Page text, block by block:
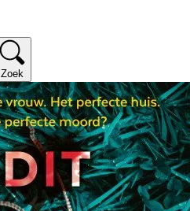
Zoek